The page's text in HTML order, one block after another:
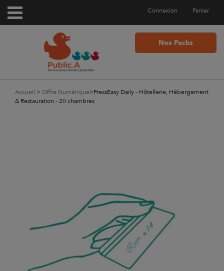
Panier
Connexion
Nos Packs
Accueil > Offre Numérique>PressEasy Daily - Hôtellerie, Hébergement
& Restauration - 20 chambres